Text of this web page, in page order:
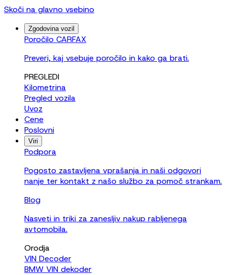
Skoči na glavno vsebino
Zgodovina vozil
Poročilo CARFAX
Preveri, kaj vsebuje poročilo in kako ga brati.
PREGLEDI
Kilometrina
Pregled vozila
Uvoz
Cene
Poslovni
Viri
Podpora
Pogosto zastavljena vprašanja in naši odgovori
nanje ter kontakt z našo službo za pomoč strankam.
Blog
Nasveti in triki za zanesljiv nakup rabljenega
avtomobila.
Orodja
VIN Decoder
BMW VIN dekoder